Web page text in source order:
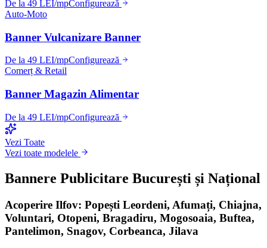
De la 49 LEI/mpConfigurează
Auto-Moto
Banner Vulcanizare Banner
De la 49 LEI/mpConfigurează
Comerț & Retail
Banner Magazin Alimentar
De la 49 LEI/mpConfigurează
Vezi Toate
Vezi toate modelele
Bannere Publicitare București și Național
Acoperire Ilfov: Popești Leordeni, Afumați, Chiajna,
Voluntari, Otopeni, Bragadiru, Mogosoaia, Buftea,
Pantelimon, Snagov, Corbeanca, Jilava